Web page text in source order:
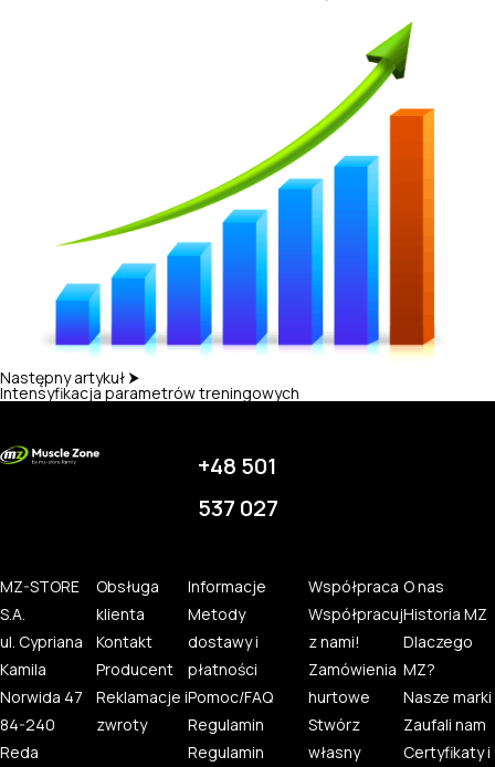
Następny artykuł ⮞
Intensyfikacja parametrów treningowych
+48 501
537 027
MZ-STORE
S.A.
ul. Cypriana
Kamila
Norwida 47
84-240
Reda
Obsługa
klienta
Kontakt
Producent
Reklamacje i
zwroty
Informacje
Metody
dostawy i
płatności
Pomoc/FAQ
Regulamin
Regulamin
Współpraca
Współpracuj
z nami!
Zamówienia
hurtowe
Stwórz
własny
O nas
Historia MZ
Dlaczego
MZ?
Nasze marki
Zaufali nam
Certyfikaty i